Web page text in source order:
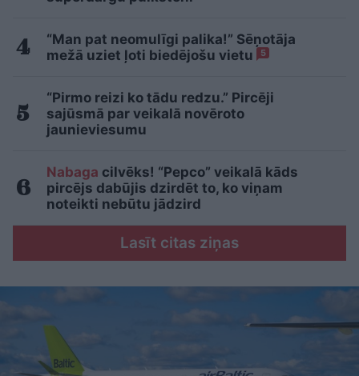
“Man pat neomulīgi palika!” Sēņotāja
mežā uziet ļoti biedējošu vietu
5
“Pirmo reizi ko tādu redzu.” Pircēji
sajūsmā par veikalā novēroto
jaunieviesumu
Nabaga cilvēks! “Pepco” veikalā kāds
pircējs dabūjis dzirdēt to, ko viņam
noteikti nebūtu jādzird
Lasīt citas ziņas